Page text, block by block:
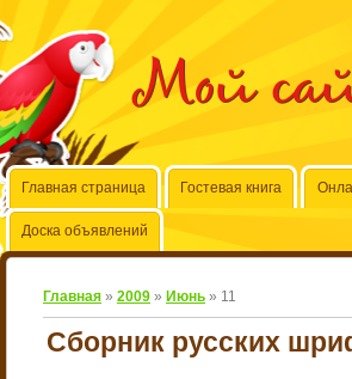
Мой
Главная страница Гостевая книга
Доска объявлений
Главная » 2009 » Июнь » 11
Сборник русских